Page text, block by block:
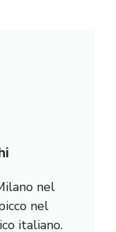
nel
nel
italiano.